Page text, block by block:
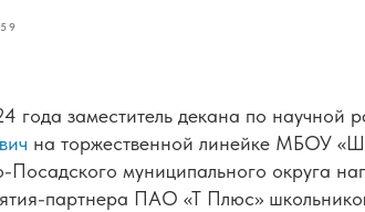
года заместитель декана по научной
на торжественной линейке МБОУ
муниципального округа
партнера ПАО «Т Плюс»